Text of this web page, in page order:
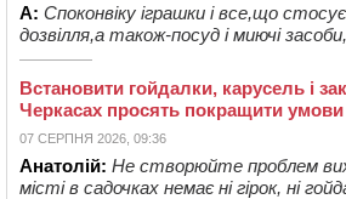
А: Споконвіку іграшки і все,що
дозвілля,а також-посуд і миючі
Встановити гойдалки, карусель і
Черкасах просять покращити
07 СЕРПНЯ 2026, 09:36
Анатолій: Не створюйте проблем
місті в садочках немає ні гірок, ні